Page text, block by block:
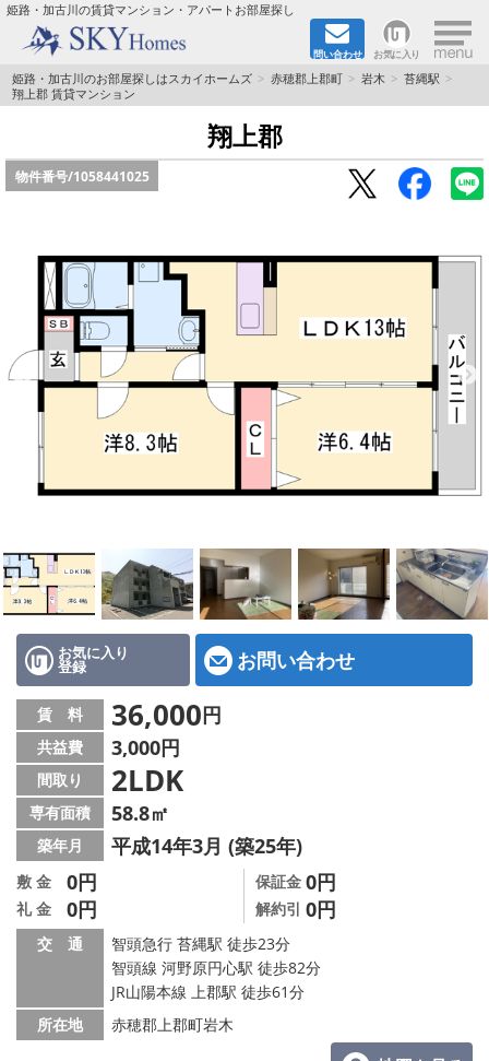
姫路・加古川の賃貸マンション・アパートお部屋探し
問い合わせ お気に入り ×
TOPページ
☆新築物件☆
☆ペット飼育可能物件☆
☆ネット無料☆
路線·駅から探す
地域から探す
地図から探す
スタッフ紹介
店舗情報·アクセス
会社概要
メールでお問い合わせ
姫路・加古川のお部屋探しはスカイホームズ 赤穂郡上郡町 岩木
苔縄駅
翔上郡 賃貸マンション
翔上郡
物件番号/1058441025
お気に入り
登録 お問い合わせ
賃 料 36,000円
共益費 3,000円
間取り 2LDK
専有面積 58.8㎡
築年月 平成14年3月 (築25年)
敷 金 0円
礼 金 0円
保証金 0円
解約引 0円
交 通
智頭急行 苔縄駅 徒歩23分
智頭線 河野原円心駅 徒歩82分
JR山陽本線 上郡駅 徒歩61分
所在地
赤穂郡上郡町岩木